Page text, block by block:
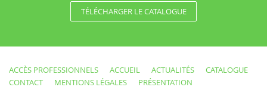
TÉLÉCHARGER LE CATALOGUE
ACCÈS PROFESSIONNELS ACCUEIL ACTUALITÉS
CATALOGUE
CONTACT
MENTIONS LÉGALES PRÉSENTATION